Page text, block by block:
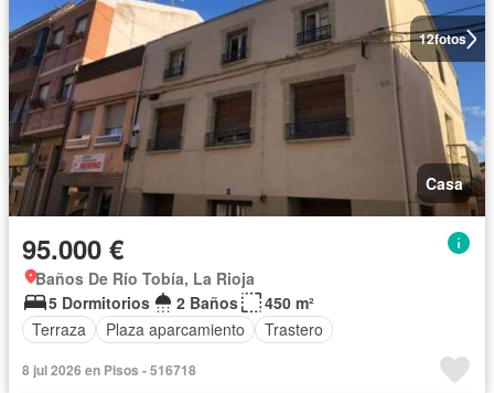
12fotos
Casa
95.000 €
Baños De Río Tobía, La Rioja
5 Dormitorios
2 Baños
450 m²
Terraza
Plaza aparcamiento Trastero
8 jul 2026 en Pisos - 516718